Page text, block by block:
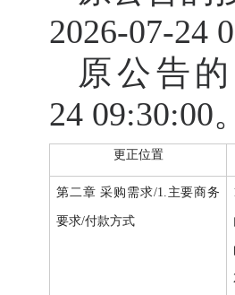
2026-07-24
原公告
24 09:30:00
更正位置
第二章 采购需求/1.主要商务
要求/付款方式